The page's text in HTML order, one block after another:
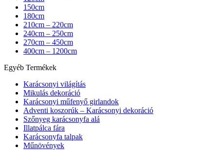
150cm
180cm
210cm – 220cm
240cm – 250cm
270cm – 450cm
400cm – 1200cm
Egyéb Termékek
Karácsonyi világítás
Mikulás dekoráció
Karácsonyi műfenyő girlandok
Adventi koszorúk – Karácsonyi dekoráció
Szőnyeg karácsonyfa alá
Illatpálca fára
Karácsonyfa talpak
Műnövények